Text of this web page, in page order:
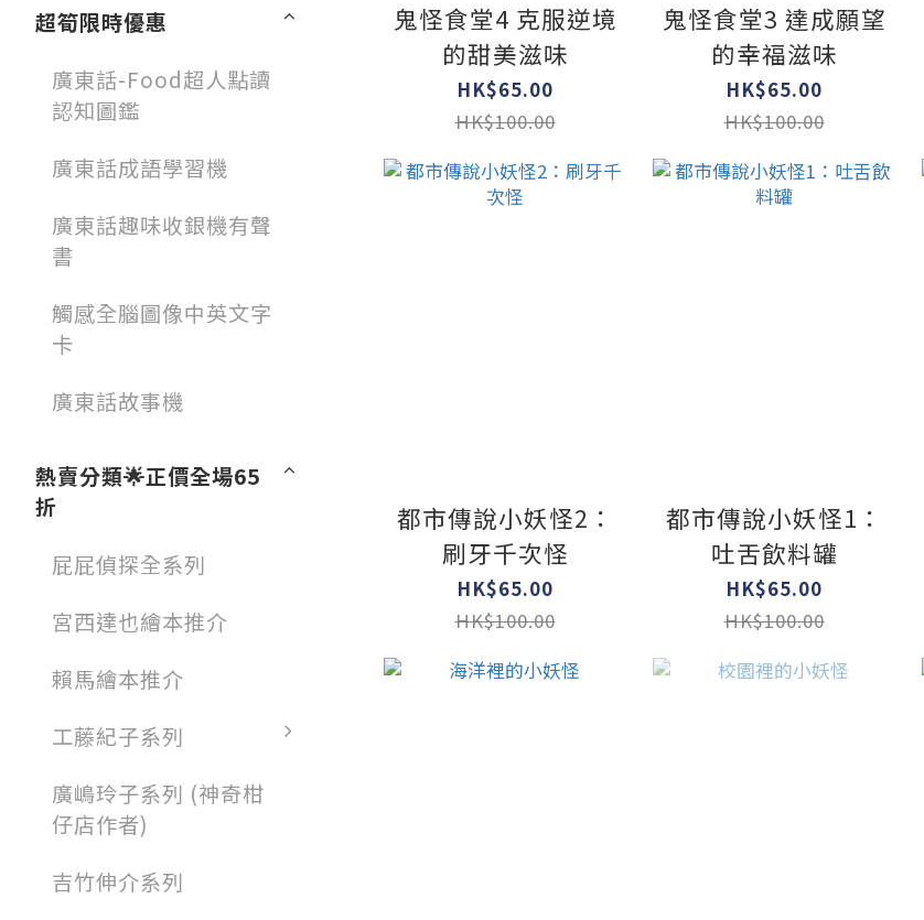
超筍限時優惠
廣東話-Food超人點讀
認知圖鑑
廣東話成語學習機
廣東話趣味收銀機有聲
書
觸感全腦圖像中英文字
卡
廣東話故事機
熱賣分類🌟正價全場65
折
屁屁偵探全系列
宮西達也繪本推介
賴馬繪本推介
工藤紀子系列
廣嶋玲子系列 (神奇柑
仔店作者)
吉竹伸介系列
鬼怪食堂4 克服逆境
的甜美滋味
HK$65.00
HK$100.00
鬼怪食堂3 達成願望
的幸福滋味
HK$65.00
HK$100.00
都市傳說小妖怪2：
刷牙千次怪
HK$65.00
HK$100.00
都市傳說小妖怪1：
吐舌飲料罐
HK$65.00
HK$100.00